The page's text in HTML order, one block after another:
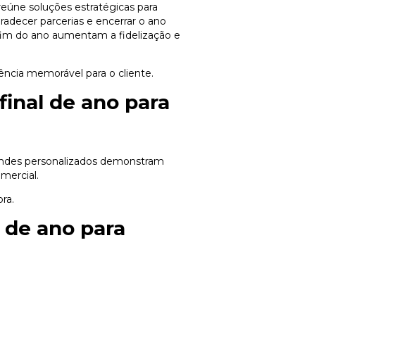
soluções estratégicas para
parcerias e encerrar o ano
do ano aumentam a fidelização e
memorável para o cliente.
de ano para
personalizados demonstram
ano para